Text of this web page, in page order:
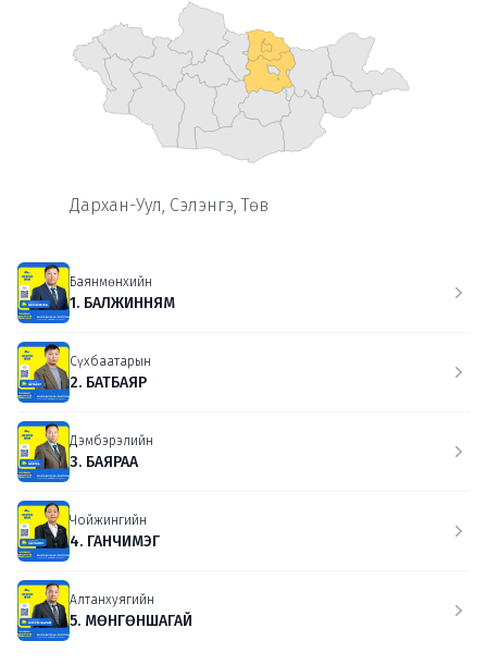
Дархан-Уул, Сэлэнгэ, Төв
Баянмөнхийн
1. БАЛЖИННЯМ
Сүхбаатарын
2. БАТБАЯР
Дэмбэрэлийн
3. БАЯРАА
Чойжингийн
4. ГАНЧИМЭГ
Алтанхуягийн
5. МӨНГӨНШАГАЙ